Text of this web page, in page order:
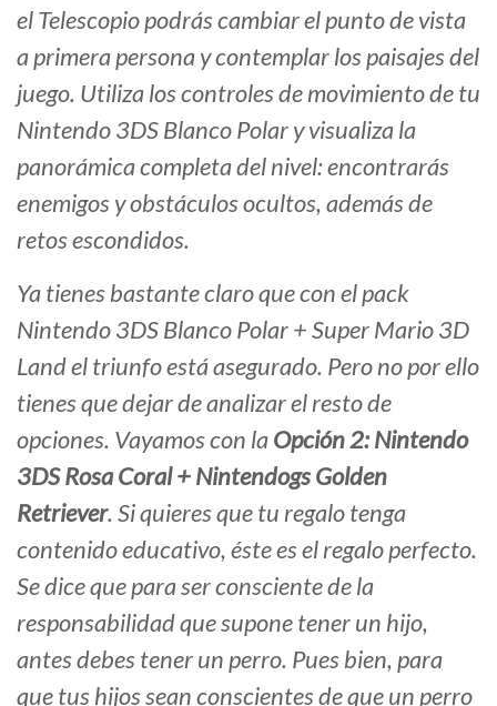
el Telescopio podrás cambiar el punto de vista
a primera persona y contemplar los paisajes del
juego. Utiliza los controles de movimiento de tu
Nintendo 3DS Blanco Polar y visualiza la
panorámica completa del nivel: encontrarás
enemigos y obstáculos ocultos, además de
retos escondidos.
Ya tienes bastante claro que con el pack
Nintendo 3DS Blanco Polar + Super Mario 3D
Land el triunfo está asegurado. Pero no por ello
tienes que dejar de analizar el resto de
opciones. Vayamos con laOpción 2: Nintendo
3DS Rosa Coral + Nintendogs Golden
Retriever. Si quieres que tu regalo tenga
contenido educativo, éste es el regalo perfecto.
Se dice que para ser consciente de la
responsabilidad que supone tener un hijo,
antes debes tener un perro. Pues bien, para
que tus hijos sean conscientes de que un perro